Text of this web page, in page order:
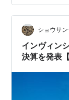
から優待対象
待の基本情報
証券コード
ショウサ
インヴィン
決算を発表